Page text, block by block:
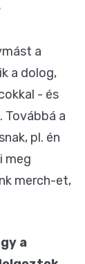
a
a dolog,
- és
Továbbá a
pl. én
meg
merch-et,
a